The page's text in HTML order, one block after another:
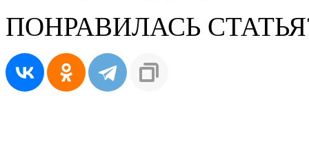
ПОНРАВИЛАСЬ